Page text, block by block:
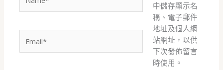
中儲存顯示名
稱、電子郵件
地址及個人網
站網址，以供
下次發佈留言
時使用。